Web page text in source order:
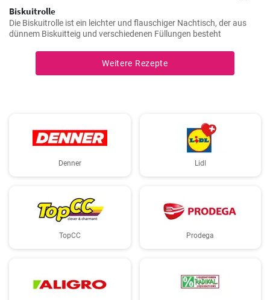
Biskuitrolle
Die Biskuitrolle ist ein leichter und flauschiger Nachtisch, der aus
dünnem Biskuitteig und verschiedenen Füllungen besteht
Weitere Rezepte
Denner Lidl
TopCC Prodega